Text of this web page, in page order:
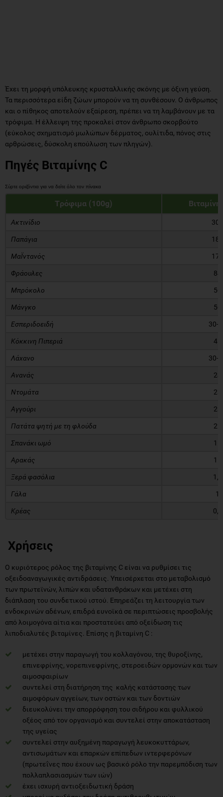
Έχει τη μορφή υπόλευκης κρυσταλλικής σκόνης με όξινη γεύση.
Τα περισσότερα είδη ζώων μπορούν να τη συνθέσουν. Ο άνθρωπος
και ο πίθηκος αποτελούν εξαίρεση, πρέπει να τη λαμβάνουν με τα
τρόφιμα. Η έλλειψη της προκαλεί στον άνθρωπο σκορβούτο
(εύκολος σχηματισμό μωλώπων δέρματος, ουλίτιδα, πόνος στις
αρθρώσεις, δύσκολη επούλωση των πληγών).
Πηγές Βιταμίνης C
Tρόφιμα (100g) Βιταμίνη
Ακτινίδιο 300
Παπάγια 188
ΜαΪντανός 170
Φράουλες 84
Μπρόκολο 50
Μάνγκο 50
Εσπεριδοειδή 30-
Κόκκινη Πιπεριά 45
Λάχανο 30-
Ανανάς 24
Ντομάτα 23
Αγγούρι 23
Πατάτα ψητή με τη φλούδα 22
Σπανάκι ωμό 15
Αρακάς 15
Ξερά φασόλια 1,2
Γάλα 1
Κρέας 0,2
Χρήσεις
Ο κυριότερος ρόλος της βιταμίνης C είναι να ρυθμίσει τις
οξειδοαναγωγικές αντιδράσεις. Υπεισέρχεται στο μεταβολισμό
των πρωτεϊνών, λιπών και υδατανθράκων και μετέχει στη
διάπλαση του συνδετικού ιστού. Επηρεάζει τη λειτουργία των
ενδοκρινών αδένων, επιδρά ευνοϊκά σε περιπτώσεις προσβολής
από λοιμογόνα αίτια και προστατεύει από οξείδωση τις
λιποδιαλυτές βιταμίνες. Επίσης η βιταμίνη C :
μετέχει στην παραγωγή του κολλαγόνου, της θυροξίνης,
επινεφρίνης, νορεπινεφρίνης, στεροειδών ορμονών και των
αιμοσφαιρίων
συντελεί στη διατήρηση της καλής κατάστασης των
αιμοφόρων αγγείων, των οστών και των δοντιών
διευκολύνει την απορρόφηση του σιδήρου και φυλλικού
οξέος από τον οργανισμό και συντελεί στην αποκατάσταση
της υγείας
συντελεί στην αυξημένη παραγωγή λευκοκυττάρων,
αντισωμάτων και επαρκών επίπεδων ιντερφερόνων
(πρωτεΐνες που έχουν ως βασικό ρόλο την παρεμπόδιση των
πολλαπλασιασμών των ιών)
έχει ισχυρή αντιοξειδωτική δράση